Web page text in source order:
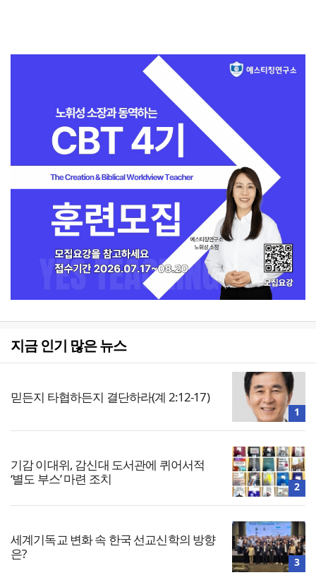
지금 인기 많은 뉴스
믿든지 타협하든지 결단하라(계 2:12-17)
1
기감 이대위, 감신대 도서관에 퀴어서적
‘별도 부스’ 마련 조치
2
세계기독교 변화 속 한국 선교신학의 방향
은?
3